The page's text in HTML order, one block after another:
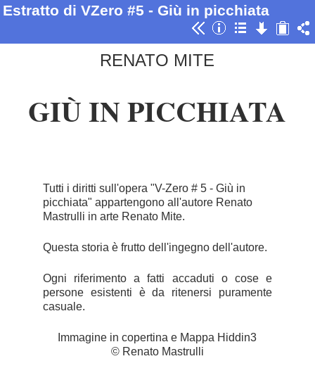
Estratto di VZero #5 - Giù in picchiata
RENATO MITE
GIÙ IN PICCHIATA
Tutti i diritti sull'opera "V-Zero # 5 - Giù in
picchiata" appartengono all'autore Renato
Mastrulli in arte Renato Mite.
Questa storia è frutto dell'ingegno dell'autore.
Ogni riferimento a fatti accaduti o cose e
persone esistenti è da ritenersi puramente
casuale.
Immagine in copertina e Mappa Hiddin3
© Renato Mastrulli